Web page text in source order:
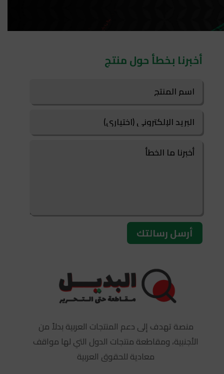
أخبرنا بخطأ حول منتج
أرسل رسالتك
منصة تهدف إلى دعم المنتجات العربية بدلاً من
الأجنبية، ومقاطعة منتجات الدول التي لها مواقف
معادية للحقوق العربية